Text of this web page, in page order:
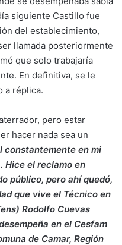
siguiente Castillo fue
del establecimiento,
llamada posteriormente
que solo trabajaría
En definitiva, se le
a réplica.
pero estar
hacer nada sea un
constantemente en mi
Hice el reclamo en
público, pero ahí quedó,
que vive el Técnico en
Rodolfo Cuevas
en el Cesfam
de Camar, Región